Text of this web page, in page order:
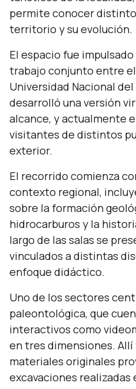
permite conocer
territorio y su evolución.
El espacio fue
trabajo conjunto entre
Universidad Nacional
desarrolló una versión
alcance, y actualmente
visitantes de distintos
exterior.
El recorrido comienza
contexto regional,
sobre la formación
hidrocarburos y la
largo de las salas se
vinculados a distintas
enfoque didáctico.
Uno de los sectores
paleontológica, que
interactivos como
en tres dimensiones.
materiales originales
excavaciones realizadas